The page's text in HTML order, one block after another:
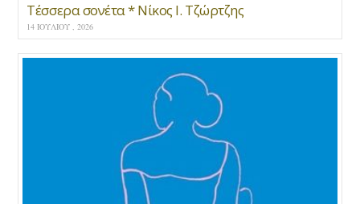
Τέσσερα σονέτα * Νίκος Ι. Τζώρτζης
14 ΙΟΥΛΊΟΥ , 2026